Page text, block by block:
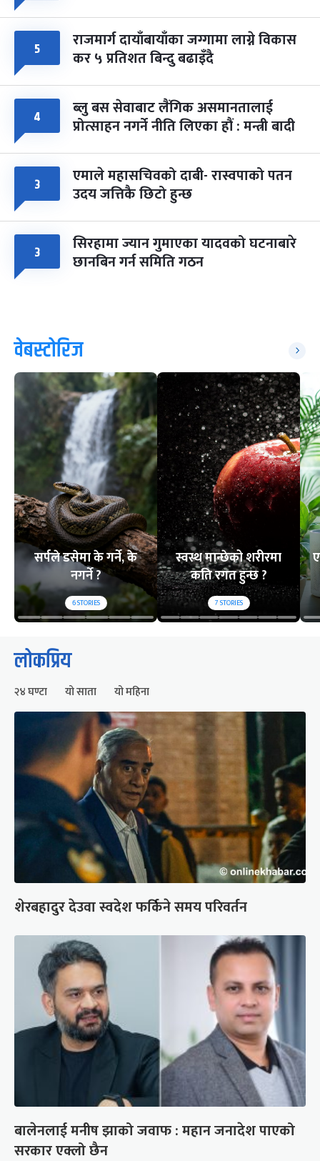
५ राजमार्ग दायाँबायाँका जग्गामा लाग्ने विकास
कर ५ प्रतिशत बिन्दु बढाइँदै
४ ब्लु बस सेवाबाट लैंगिक असमानतालाई
प्रोत्साहन नगर्ने नीति लिएका हौं : मन्त्री बादी
३ एमाले महासचिवको दाबी- रास्वपाको पतन
उदय जत्तिकै छिटो हुन्छ
३ सिरहामा ज्यान गुमाएका यादवको घटनाबारे
छानबिन गर्न समिति गठन
वेबस्टोरिज
सर्पले डसेमा के गर्ने, के
नगर्ने ?
6STORIES
स्वस्थ मान्छेको शरीरमा
कति रगत हुन्छ ?
7STORIES
लोकप्रिय
२४ घण्टा यो साता यो महिना
शेरबहादुर देउवा स्वदेश फर्किने समय परिवर्तन
बालेनलाई मनीष झाको जवाफ : महान जनादेश पाएको
सरकार एक्लो छैन